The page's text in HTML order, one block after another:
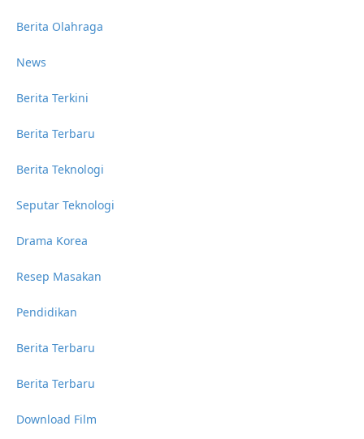
Berita Olahraga
News
Berita Terkini
Berita Terbaru
Berita Teknologi
Seputar Teknologi
Drama Korea
Resep Masakan
Pendidikan
Berita Terbaru
Berita Terbaru
Download Film